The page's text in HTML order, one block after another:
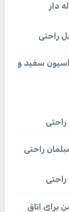
سفید و
برای اتاق